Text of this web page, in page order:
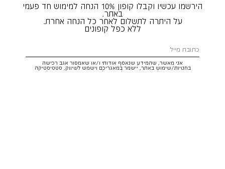
הירשמו עכשיו וקבלו קופון 10% הנחה למימוש חד פעמי
באתר.
על היתרה לתשלום לאחר כל הנחה אחרת.
ללא כפל קופונים
אני מאשר, שהמידע שנאסף אודותי ו/או שאמסור אגב רכישה
בחנויות/שימוש באתר, יישמר במאגריכם וישמש לשיווק, סטטיסטיקה
והתאמת הטבות לצרכיי, בהתאם
לתקנון ולמדיניות הפרטיות
. ידוע לי שזכותי